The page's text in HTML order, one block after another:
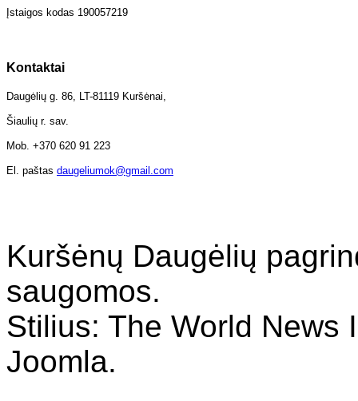
Įstaigos kodas 190057219
Kontaktai
Daugėlių g. 86, LT-81119 Kuršėnai,
Šiaulių r. sav.
Mob. +370 620 91 223
El. paštas daugeliumok@gmail.com
Kuršėnų Daugėlių
saugomos.
Stilius: The World News
Joomla.